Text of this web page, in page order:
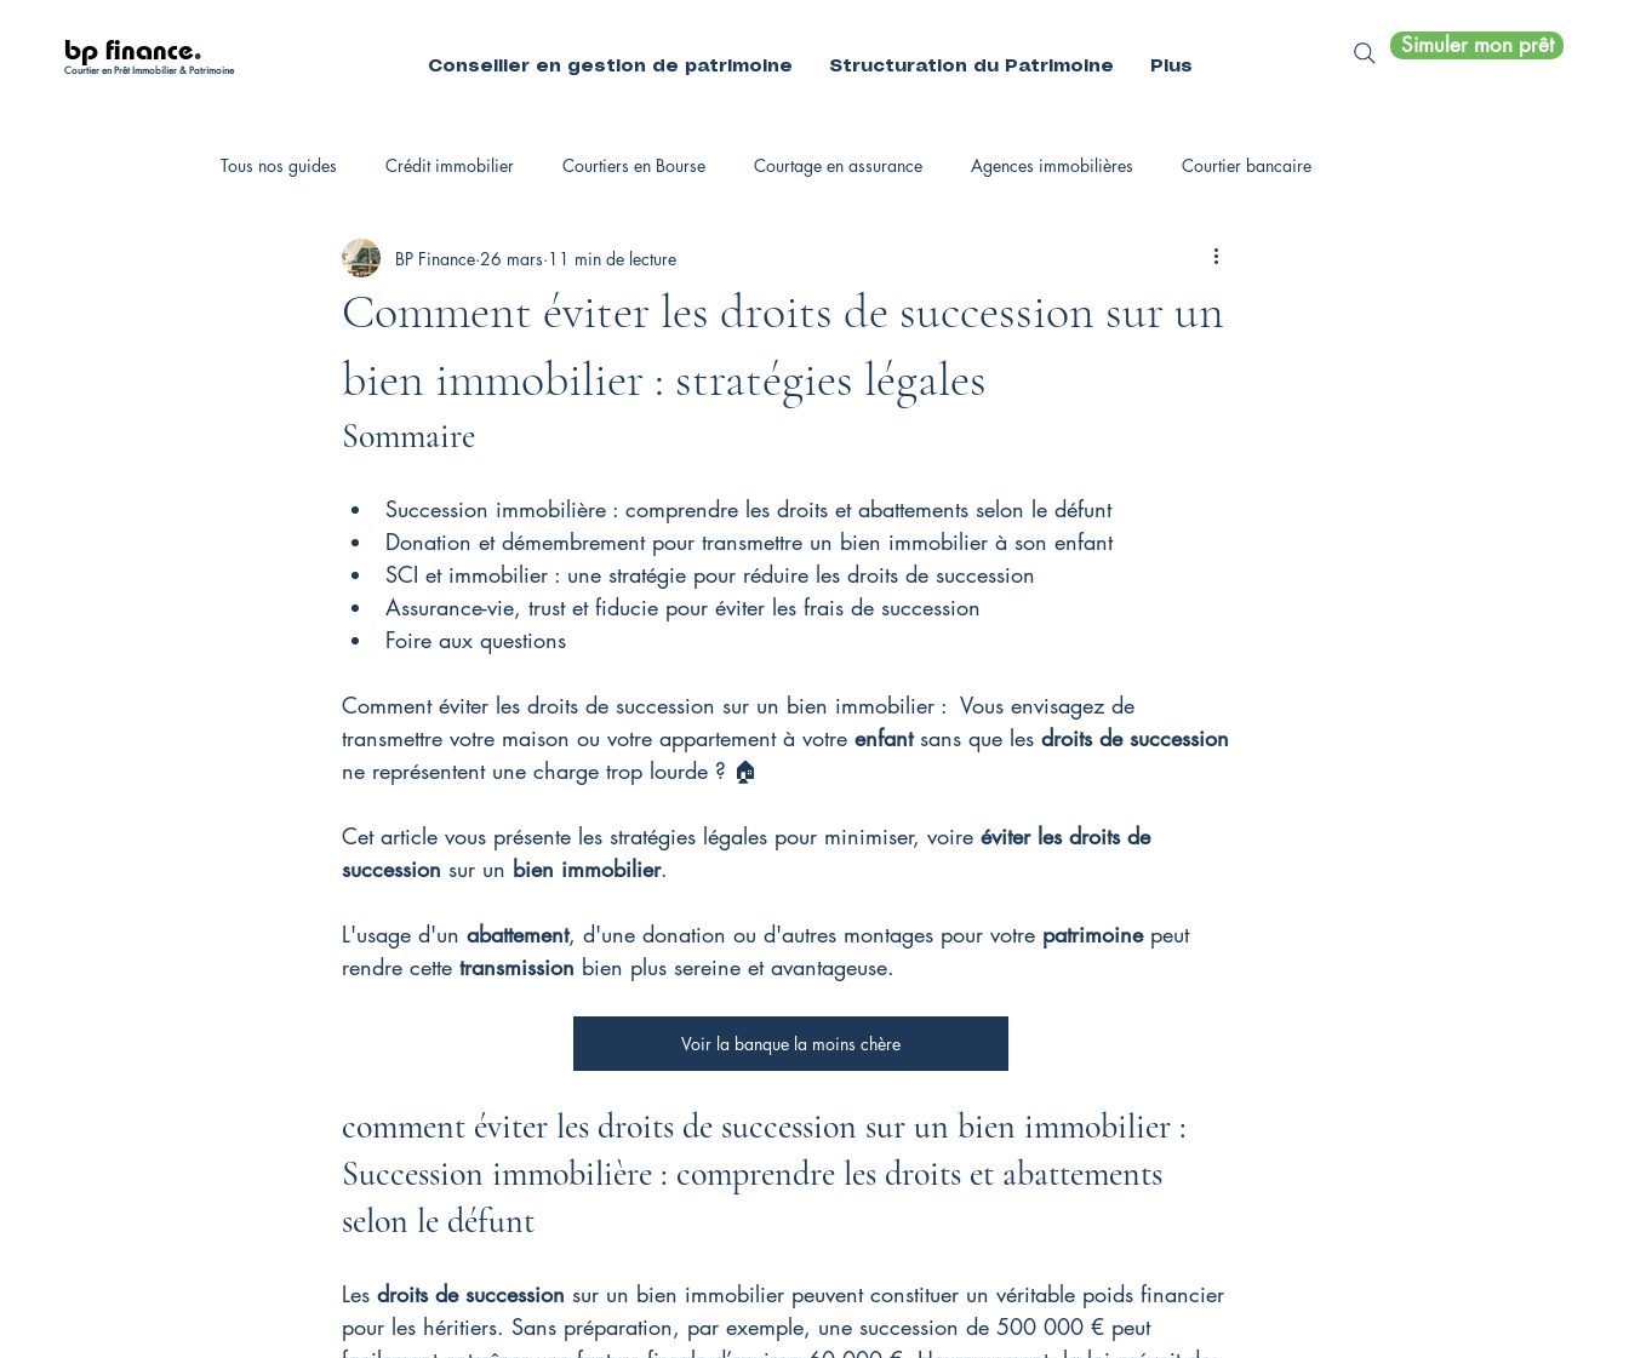
bp finance.
Courtier en Prêt Immobilier & Patrimoine Conseiller en gestion de patrimoine Structuration du Patrimoine Plus
Simuler mon prêt
Tous nos guides Crédit immobilier Courtiers en Bourse Courtage en assurance Agences immobilières Courtier bancaire
Fiscalité personnelle Courtiers immobiliers
Comment éviter les droits de succession sur un
bien immobilier : stratégies légales
BP Finance 26 mars 11 min de lecture
Sommaire
Succession immobilière : comprendre les droits et abattements selon le défunt
Donation et démembrement pour transmettre un bien immobilier à son enfant
SCI et immobilier : une stratégie pour réduire les droits de succession
Assurance-vie, trust et fiducie pour éviter les frais de succession
Foire aux questions
Comment éviter les droits de succession sur un bien immobilier : Vous envisagez de
transmettre votre maison ou votre appartement à votre enfant sans que les droits de succession
ne représentent une charge trop lourde ? 🏠
Cet article vous présente les stratégies légales pour minimiser, voire éviter les droits de
succession sur un bien immobilier.
L'usage d'un abattement, d'une donation ou d'autres montages pour votre patrimoine peut
rendre cette transmission bien plus sereine et avantageuse.
Voir la banque la moins chère
comment éviter les droits de succession sur un bien immobilier :
Succession immobilière : comprendre les droits et abattements
selon le défunt
Les droits de succession sur un bien immobilier peuvent constituer un véritable poids financier
pour les héritiers. Sans préparation, par exemple, une succession de 500 000 € peut